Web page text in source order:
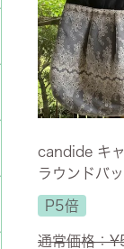
チェア
テーブ
TVボ
candide キ
ラウンドバ
P5倍
通常価格：¥